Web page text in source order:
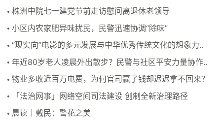
株洲中院七一建党节前走访慰问离退休老领导
小区内农家肥异味扰民，民警迅速协调“除味”
“现实向”电影的多元发展与中华优秀传统文化的想象力..
年近80岁老人凌晨外出散步？民警与社区平安力量协作..
物业多收近百万电费，为何官司赢了钱却迟迟拿不回来？
「法治网事」网络空间司法建设 创制全新治理路径
晨读｜戴民：警花之美